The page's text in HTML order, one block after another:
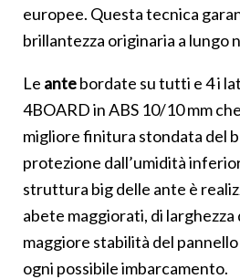
europee. Questa tecnica
brillantezza originaria a lungo
Le antebordate su tutti e 4 i
4BOARD in ABS 10/10 mm
migliore finitura stondata del
protezione dall’umidità
struttura big delle ante è
abete maggiorati, di larghezza
maggiore stabilità del
ogni possibile imbarcamento.